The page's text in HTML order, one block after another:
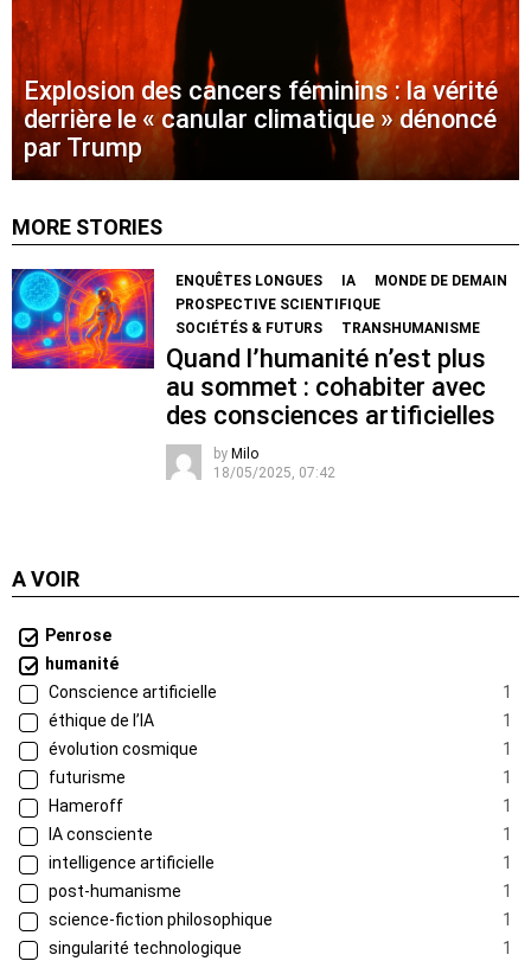
Explosion des cancers féminins : la vérité
derrière le « canular climatique » dénoncé
par Trump
MORE STORIES
ENQUÊTES LONGUES IA
MONDE DE DEMAIN
PROSPECTIVE SCIENTIFIQUE
SOCIÉTÉS & FUTURS
TRANSHUMANISME
Quand l’humanité n’est plus
au sommet : cohabiter avec
des consciences artificielles
by Milo
18/05/2025, 07:42
A VOIR
Penrose
humanité
Conscience artificielle
1
éthique de l’IA
1
évolution cosmique
1
futurisme
1
Hameroff
1
IA consciente
1
intelligence artificielle
1
post-humanisme
1
science-fiction philosophique
1
singularité technologique
1